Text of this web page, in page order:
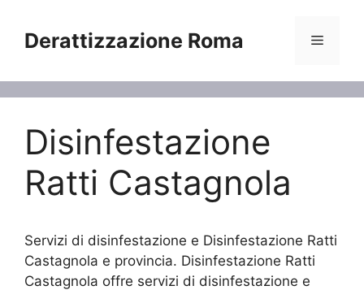
contenuto
Derattizzazione Roma Menu
Disinfestazione
Ratti Castagnola
Servizi di disinfestazione e Disinfestazione Ratti
Castagnola e provincia. Disinfestazione Ratti
Castagnola offre servizi di disinfestazione e